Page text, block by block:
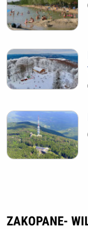
ZAKOPANE-